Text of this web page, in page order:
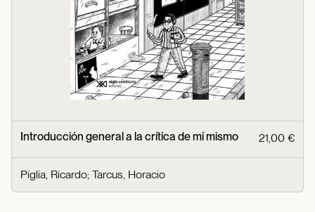
Introducción general a la crítica de mí mismo 21,00 €
Piglia, Ricardo; Tarcus, Horacio